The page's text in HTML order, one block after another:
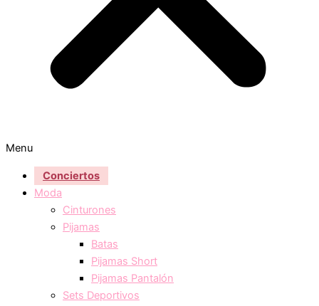
Menu
Conciertos
Moda
Cinturones
Pijamas
Batas
Pijamas Short
Pijamas Pantalón
Sets Deportivos